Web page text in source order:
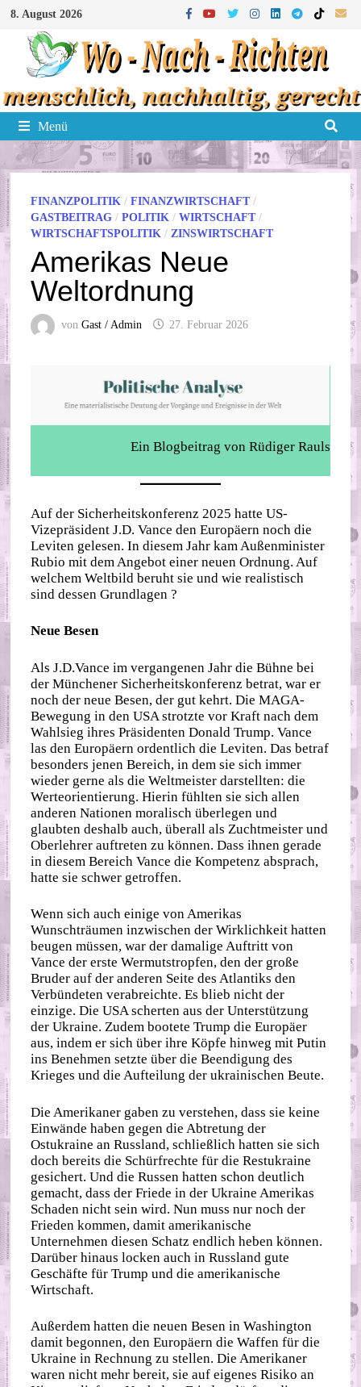
Zum
Inhalt
springen
8. August 2026
Menü
FINANZPOLITIK /FINANZWIRTSCHAFT/
GASTBEITRAG /POLITIK /WIRTSCHAFT/
WIRTSCHAFTSPOLITIK /ZINSWIRTSCHAFT
Amerikas Neue
Weltordnung
vonGast / Admin 27. Februar 2026
Ein Blogbeitrag von Rüdiger Rauls
Auf der Sicherheitskonferenz 2025 hatte US-
Vizepräsident J.D. Vance den Europäern noch die
Leviten gelesen. In diesem Jahr kam Außenminister
Rubio mit dem Angebot einer neuen Ordnung. Auf
welchem Weltbild beruht sie und wie realistisch
sind dessen Grundlagen ?
Neue Besen
Als J.D.Vance im vergangenen Jahr die Bühne bei
der Münchener Sicherheitskonferenz betrat, war er
noch der neue Besen, der gut kehrt. Die MAGA-
Bewegung in den USA strotzte vor Kraft nach dem
Wahlsieg ihres Präsidenten Donald Trump. Vance
las den Europäern ordentlich die Leviten. Das betraf
besonders jenen Bereich, in dem sie sich immer
wieder gerne als die Weltmeister darstellten: die
Werteorientierung. Hierin fühlten sie sich allen
anderen Nationen moralisch überlegen und
glaubten deshalb auch, überall als Zuchtmeister und
Oberlehrer auftreten zu können. Dass ihnen gerade
in diesem Bereich Vance die Kompetenz absprach,
hatte sie schwer getroffen.
Wenn sich auch einige von Amerikas
Wunschträumen inzwischen der Wirklichkeit hatten
beugen müssen, war der damalige Auftritt von
Vance der erste Wermutstropfen, den der große
Bruder auf der anderen Seite des Atlantiks den
Verbündeten verabreichte. Es blieb nicht der
einzige. Die USA scherten aus der Unterstützung
der Ukraine. Zudem bootete Trump die Europäer
aus, indem er sich über ihre Köpfe hinweg mit Putin
ins Benehmen setzte über die Beendigung des
Krieges und die Aufteilung der ukrainischen Beute.
Die Amerikaner gaben zu verstehen, dass sie keine
Einwände haben gegen die Abtretung der
Ostukraine an Russland, schließlich hatten sie sich
doch bereits die Schürfrechte für die Restukraine
gesichert. Und die Russen hatten schon deutlich
gemacht, dass der Friede in der Ukraine Amerikas
Schaden nicht sein wird. Nun muss nur noch der
Frieden kommen, damit amerikanische
Unternehmen diesen Schatz endlich heben können.
Darüber hinaus locken auch in Russland gute
Geschäfte für Trump und die amerikanische
Wirtschaft.
Außerdem hatten die neuen Besen in Washington
damit begonnen, den Europäern die Waffen für die
Ukraine in Rechnung zu stellen. Die Amerikaner
waren nicht mehr bereit, sie auf eigenes Risiko an